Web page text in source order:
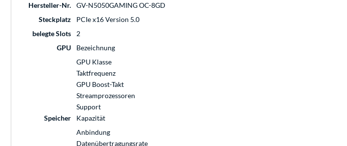
Hersteller-Nr.
GV-N5050GAMING OC-8GD
Steckplatz
PCIe x16 Version 5.0
belegte Slots
2
GPU
Bezeichnung
GPU Klasse
Taktfrequenz
GPU Boost-Takt
Streamprozessoren
Support
Speicher
Kapazität
Anbindung
Datenübertragungsrate